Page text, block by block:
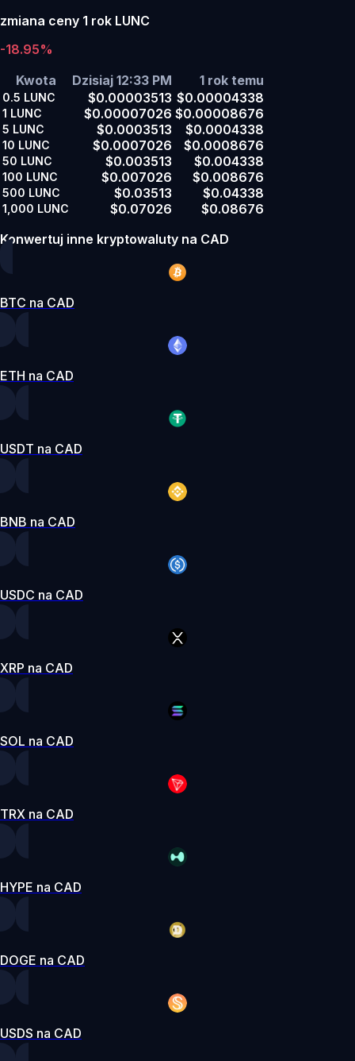
zmiana ceny 1 rok LUNC
-18.95%
Kwota
Dzisiaj 12:33 PM 1 rok temu
0.5 LUNC $0.00003513 $0.00004338
1 LUNC $0.00007026 $0.00008676
5 LUNC $0.0003513 $0.0004338
10 LUNC $0.0007026 $0.0008676
50 LUNC $0.003513 $0.004338
100 LUNC $0.007026 $0.008676
500 LUNC $0.03513 $0.04338
1,000 LUNC $0.07026
$0.08676
Konwertuj inne kryptowaluty na CAD
BTC na CAD
ETH na CAD
USDT na CAD
BNB na CAD
USDC na CAD
XRP na CAD
SOL na CAD
TRX na CAD
HYPE na CAD
DOGE na CAD
USDS na CAD